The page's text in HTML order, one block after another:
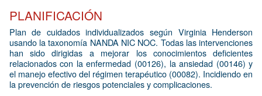
PLANIFICACIÓN
Plan de cuidados individualizados según Virginia Henderson
usando la taxonomía NANDA NIC NOC. Todas las intervenciones
han sido dirigidas a mejorar los conocimientos deficientes
relacionados con la enfermedad (00126), la ansiedad (00146) y
el manejo efectivo del régimen terapéutico (00082). Incidiendo en
la prevención de riesgos potenciales y complicaciones.